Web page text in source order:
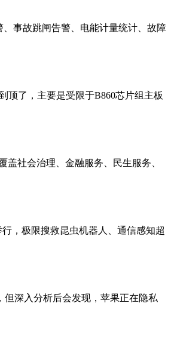
事故跳闸告警、电能计量统计、故障
顶了，主要是受限于B860芯片组主板
社会治理、金融服务、民生服务、
，极限搜救昆虫机器人、通信感知超
深入分析后会发现，苹果正在隐私